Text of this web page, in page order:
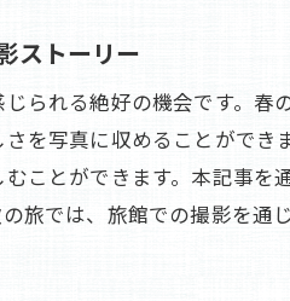
冬の旅館を舞
旅館からの眺めを
旅館からの眺
四季の美しさ
ストーリー
られる絶好の機会です。
を写真に収めることがで
ことができます。本記事
旅では、旅館での撮影を通